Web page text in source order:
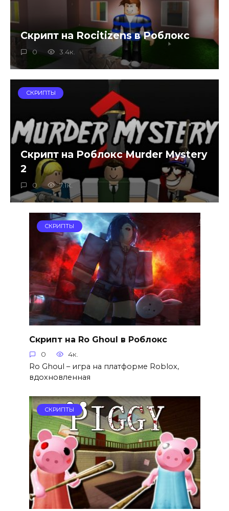
Скрипт на Rocitizens в Роблокс
0 3.4к.
СКРИПТЫ
Скрипт на Роблокс Murder Mystery
2
0 7.1к.
СКРИПТЫ
Скрипт на Ro Ghoul в Роблокс
0 4к.
Ro Ghoul – игра на платформе Roblox,
вдохновленная
СКРИПТЫ